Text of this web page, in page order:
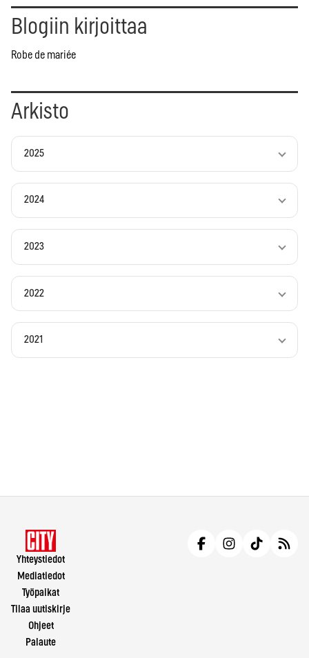
Blogiin kirjoittaa
Robe de mariée
Arkisto
2025
2024
2023
2022
2021
Yhteystiedot
Mediatiedot
Työpaikat
Tilaa uutiskirje
Ohjeet
Palaute